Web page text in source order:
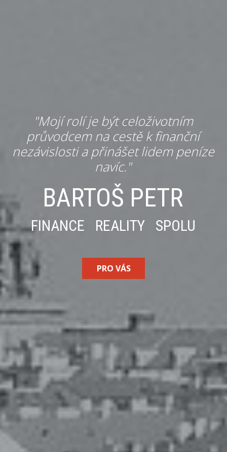
"Mojí rolí je být celoživotním
průvodcem na cestě k finanční
nezávislosti a přinášet lidem peníze
navíc."
BARTOŠ PETR
FINANCE REALITY SPOLU
PRO VÁS